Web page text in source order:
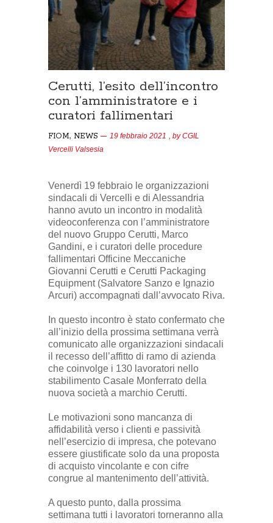
Cerutti, l’esito dell’incontro
con l’amministratore e i
curatori fallimentari
FIOM, NEWS 19 febbraio 2021 , byCGIL
Vercelli Valsesia
Venerdì 19 febbraio le organizzazioni
sindacali di Vercelli e di Alessandria
hanno avuto un incontro in modalità
videoconferenza con l’amministratore
del nuovo Gruppo Cerutti, Marco
Gandini, e i curatori delle procedure
fallimentari Officine Meccaniche
Giovanni Cerutti e Cerutti Packaging
Equipment (Salvatore Sanzo e Ignazio
Arcuri) accompagnati dall’avvocato Riva.
In questo incontro è stato confermato che
all’inizio della prossima settimana verrà
comunicato alle organizzazioni sindacali
il recesso dell’affitto di ramo di azienda
che coinvolge i 130 lavoratori nello
stabilimento Casale Monferrato della
nuova società a marchio Cerutti.
Le motivazioni sono mancanza di
affidabilità verso i clienti e passività
nell’esercizio di impresa, che potevano
essere giustificate solo da una proposta
di acquisto vincolante e con cifre
congrue al mantenimento dell’attività.
A questo punto, dalla prossima
settimana tutti i lavoratori torneranno alla